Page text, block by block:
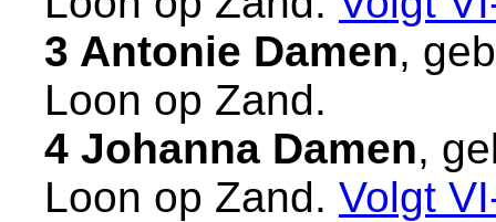
3 Antonie Damen,
Loon op Zand.
4 Johanna Damen,
Loon op Zand. Volgt